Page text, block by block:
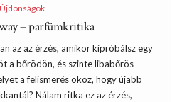
Újdonságok
– parfümkritika
az az érzés, amikor kipróbálsz egy
a bőrödön, és szinte libabőrös
a felismerés okoz, hogy újabb
Nálam ritka ez az érzés,